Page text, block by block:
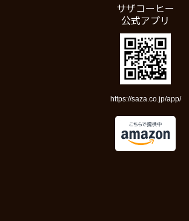
サザコーヒー
公式アプリ
https://saza.co.jp/app/